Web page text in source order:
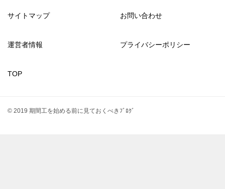
ョ
サイトマップ お問い合わせ
運営者情報 プライバシーポリシー
TOP
© 2019 期間工を始める前に見ておくべきﾌﾞﾛｸﾞ